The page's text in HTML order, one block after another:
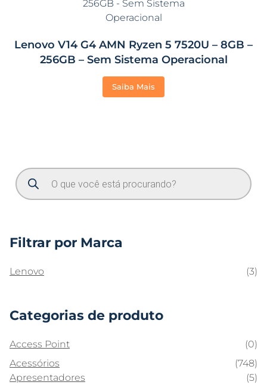
Lenovo V14 G4 AMN Ryzen 5 7520U – 8GB –
256GB – Sem Sistema Operacional
Saiba Mais
Filtrar por Marca
Lenovo (3)
Categorias de produto
Access Point
(0)
Acessórios
(748)
Apresentadores
(5)